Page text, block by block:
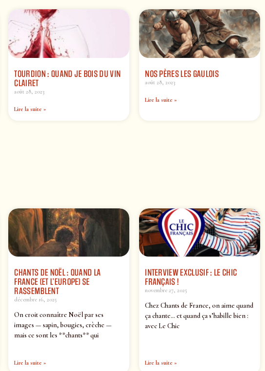
TOURDION : QUAND JE BOIS DU VIN
CLAIRET
août 28, 2023
Lire la suite »
NOS PÈRES LES GAULOIS
août 28, 2023
Lire la suite »
CHANTS DE NOËL : QUAND LA
FRANCE (ET L’EUROPE) SE
RASSEMBLENT
décembre 16, 2025
On croit connaître Noël par ses
images — sapin, bougies, crèche —
mais ce sont les **chants** qui
Lire la suite »
INTERVIEW EXCLUSIF : LE CHIC
FRANÇAIS !
novembre 27, 2025
Chez Chants de France, on aime quand
ça chante… et quand ça s’habille bien :
avec Le Chic
Lire la suite »